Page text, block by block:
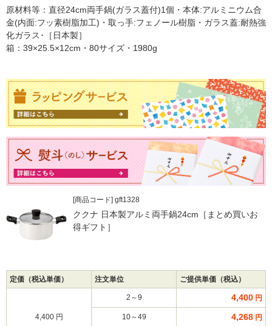
原材料等：直径24cm両手鍋(ガラス蓋付)1個・本体:アルミニウム合
金(内面:フッ素樹脂加工)・取っ手:フェノール樹脂・ガラス蓋:耐熱強
化ガラス･［日本製］
箱：39×25.5×12cm・80サイズ・1980g
[商品コード] gft1328
ククナ 日本製アルミ両手鍋24cm［まとめ買いお
得ギフト］
定価（税込単価） 注文単位 ご提供単価（税込）
4,400 円
2～9 4,400 円
10～49 4,268 円